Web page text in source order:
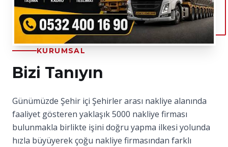
KURUMSAL
Bizi Tanıyın
Günümüzde Şehir içi Şehirler arası nakliye alanında
faaliyet gösteren yaklaşık 5000 nakliye firması
bulunmakla birlikte işini doğru yapma ilkesi yolunda
hızla büyüyerek çoğu nakliye firmasından farklı